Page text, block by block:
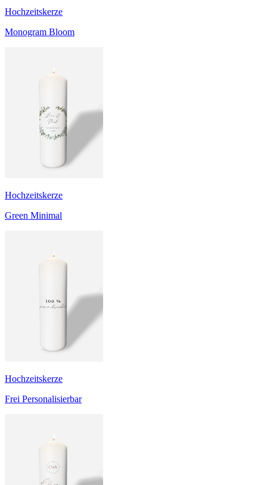
Hochzeitskerze
Monogram Bloom
Hochzeitskerze
Green Minimal
Hochzeitskerze
Frei Personalisierbar